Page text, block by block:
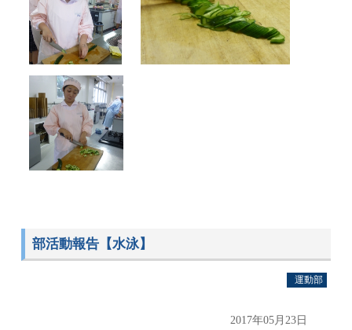
部活動報告【水泳】
運動部
2017年05月23日